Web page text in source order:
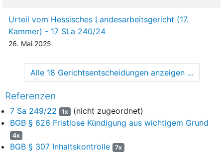
§ 9
Rückzahlungsbedingungen/-grundsätze
dualen Studiums in ein Beschäftigungsverhältnis
entsprechend ihrer mit dem Studienteil des
übernommen, ist die ehemals Studierende
verpflichtet, dort für die Dauer von fünf Jahren
Urteil vom Hessisches Landesarbeitsgericht (17.
Kammer) - 17 SLa 240/24
26. Mai 2025
Alle 18 Gerichtsentscheidungen anzeigen ...
Referenzen
7 Sa 249/22 1x (nicht zugeordnet)
BGB § 626 Fristlose Kündigung aus wichtigem Grund
4x
BGB § 307 Inhaltskontrolle 7x